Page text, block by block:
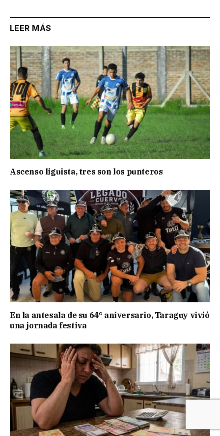
LEER MÁS
Ascenso liguista, tres son los punteros
En la antesala de su 64° aniversario, Taraguy vivió
una jornada festiva